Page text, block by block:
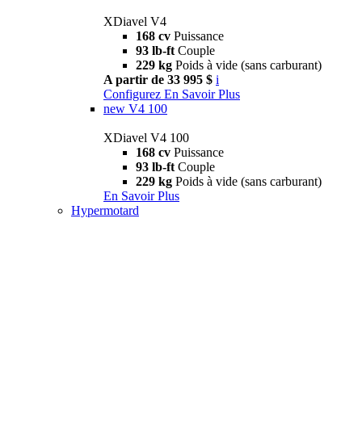
XDiavel V4
168 cv Puissance
93 lb-ft Couple
229 kg Poids à vide (sans carburant)
A partir de 33 995 $ i
Configurez En Savoir Plus
new V4 100
XDiavel V4 100
168 cv Puissance
93 lb-ft Couple
229 kg Poids à vide (sans carburant)
En Savoir Plus
Hypermotard